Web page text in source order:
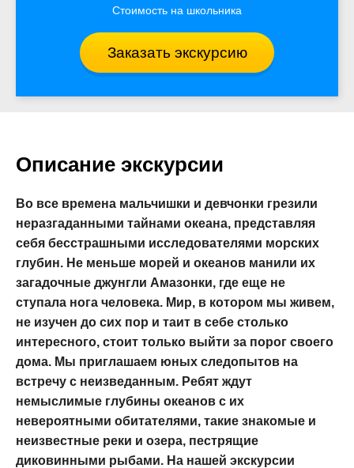
Стоимость на школьника
Заказать экскурсию
Описание экскурсии
Во все времена мальчишки и девчонки грезили
неразгаданными тайнами океана, представляя
себя бесстрашными исследователями морских
глубин. Не меньше морей и океанов манили их
загадочные джунгли Амазонки, где еще не
ступала нога человека. Мир, в котором мы живем,
не изучен до сих пор и таит в себе столько
интересного, стоит только выйти за порог своего
дома. Мы приглашаем юных следопытов на
встречу с неизведанным. Ребят ждут
немыслимые глубины океанов с их
невероятными обитателями, такие знакомые и
неизвестные реки и озера, пестрящие
диковинными рыбами. На нашей экскурсии